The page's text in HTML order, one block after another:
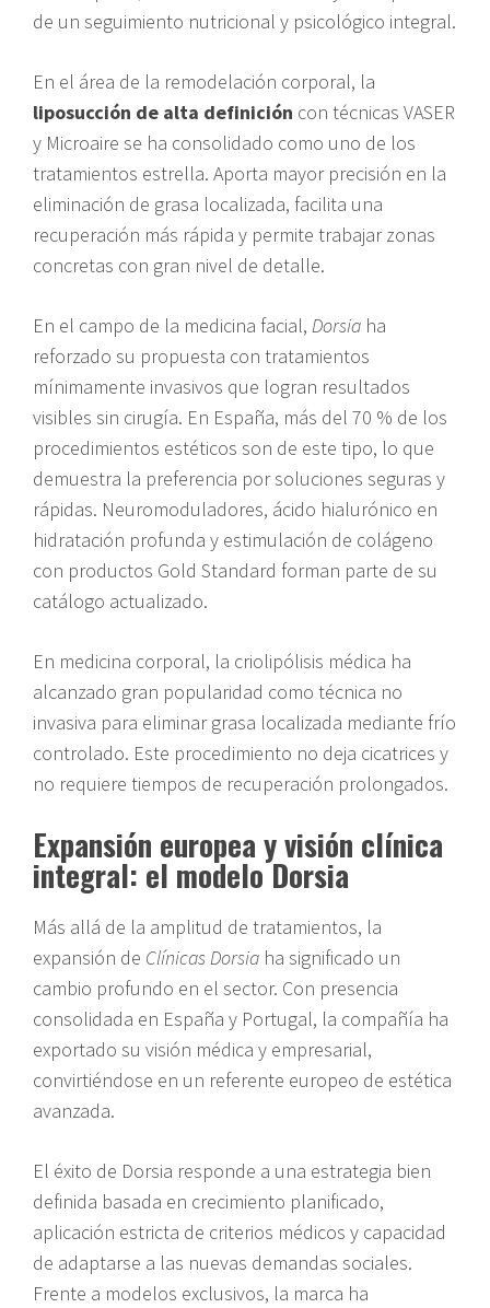
de un seguimiento nutricional y psicológico integral.
En el área de la remodelación corporal, la
liposucción de alta definición con técnicas VASER
y Microaire se ha consolidado como uno de los
tratamientos estrella. Aporta mayor precisión en la
eliminación de grasa localizada, facilita una
recuperación más rápida y permite trabajar zonas
concretas con gran nivel de detalle.
En el campo de la medicina facial, Dorsia ha
reforzado su propuesta con tratamientos
mínimamente invasivos que logran resultados
visibles sin cirugía. En España, más del 70 % de los
procedimientos estéticos son de este tipo, lo que
demuestra la preferencia por soluciones seguras y
rápidas. Neuromoduladores, ácido hialurónico en
hidratación profunda y estimulación de colágeno
con productos Gold Standard forman parte de su
catálogo actualizado.
En medicina corporal, la criolipólisis médica ha
alcanzado gran popularidad como técnica no
invasiva para eliminar grasa localizada mediante frío
controlado. Este procedimiento no deja cicatrices y
no requiere tiempos de recuperación prolongados.
Expansión europea y visión clínica
integral: el modelo Dorsia
Más allá de la amplitud de tratamientos, la
expansión de Clínicas Dorsia ha significado un
cambio profundo en el sector. Con presencia
consolidada en España y Portugal, la compañía ha
exportado su visión médica y empresarial,
convirtiéndose en un referente europeo de estética
avanzada.
El éxito de Dorsia responde a una estrategia bien
definida basada en crecimiento planificado,
aplicación estricta de criterios médicos y capacidad
de adaptarse a las nuevas demandas sociales.
Frente a modelos exclusivos, la marca ha